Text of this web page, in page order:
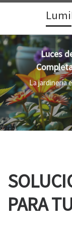
Skip to content
PARA